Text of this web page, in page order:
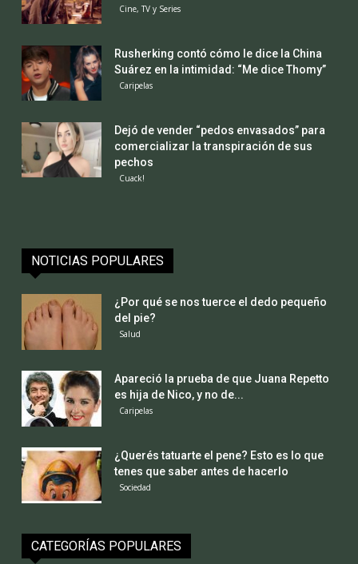
Cine, TV y Series
Rusherking contó cómo le dice la China
Suárez en la intimidad: “Me dice Thomy”
Caripelas
Dejó de vender “pedos envasados” para
comercializar la transpiración de sus
pechos
Cuack!
NOTICIAS POPULARES
¿Por qué se nos tuerce el dedo pequeño
del pie?
Salud
Apareció la prueba de que Juana Repetto
es hija de Nico, y no de...
Caripelas
¿Querés tatuarte el pene? Esto es lo que
tenes que saber antes de hacerlo
Sociedad
CATEGORÍAS POPULARES